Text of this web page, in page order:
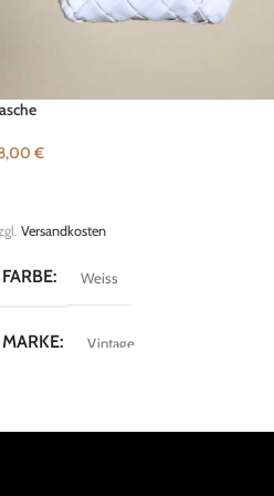
€
Versandkosten
FARBE Weiss
MARKE Vintage